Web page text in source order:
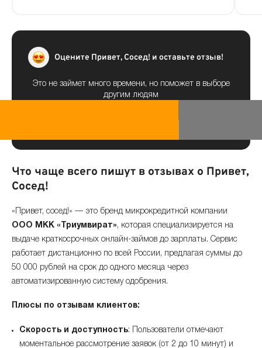
Оцените Привет, Сосед! и оставьте отзыв!
Это не займет много времени, но поможет в выборе
другим людям
Что чаще всего пишут в отзывах о Привет,
Сосед!
«Привет, сосед!» — это бренд микрокредитной компании
ООО МКК «Триумвират», которая специализируется на
выдаче краткосрочных онлайн-займов до зарплаты. Сервис
работает дистанционно по всей России, предлагая суммы до
50 000 рублей на срок до одного месяца через
автоматизированную систему одобрения.
Плюсы по отзывам клиентов:
Скорость и доступность: Пользователи отмечают
моментальное рассмотрение заявок (от 2 до 10 минут) и